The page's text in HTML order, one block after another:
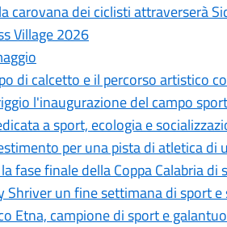
carovana dei ciclisti attraverserà
Village 2026
di calcetto e il percorso artistico
l'inaugurazione del campo
a sport, ecologia e
per una pista di atletica di
fase finale della Coppa Calabria di
Shriver un fine settimana di sport
Etna, campione di sport e